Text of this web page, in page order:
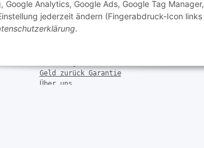
Google Analytics, Google Ads, Google Tag
jederzeit ändern (Fingerabdruck-Icon
.
Mehrwertsteuerfreie
Umsatzsteuerbefreit im Shop bestellen
Widerrufsrecht
Geld zurück Garantie
Über uns